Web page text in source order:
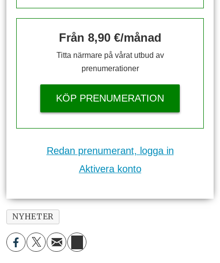
Från 8,90 €/månad
Titta närmare på vårat utbud av
prenumerationer
KÖP PRENUMERATION
Redan prenumerant, logga in
Aktivera konto
NYHETER